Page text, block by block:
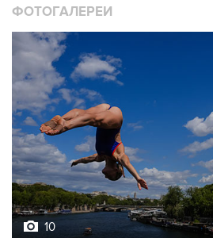
10
Лучшие фото недели